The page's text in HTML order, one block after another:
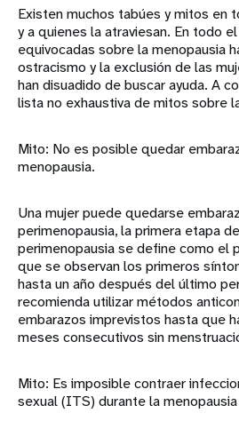
Existen muchos tabúes y mitos en
y a quienes la atraviesan. En todo
equivocadas sobre la menopausia
ostracismo y la exclusión de las
han disuadido de buscar ayuda. A
lista no exhaustiva de mitos sobre
Mito: No es posible quedar
menopausia.
Una mujer puede quedarse
perimenopausia, la primera etapa
perimenopausia se define como el
que se observan los primeros
hasta un año después del último
recomienda utilizar métodos
embarazos imprevistos hasta que
meses consecutivos sin
Mito: Es imposible contraer
sexual (ITS) durante la